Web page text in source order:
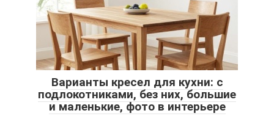
Варианты кресел для кухни: с
подлокотниками, без них, большие
и маленькие, фото в интерьере